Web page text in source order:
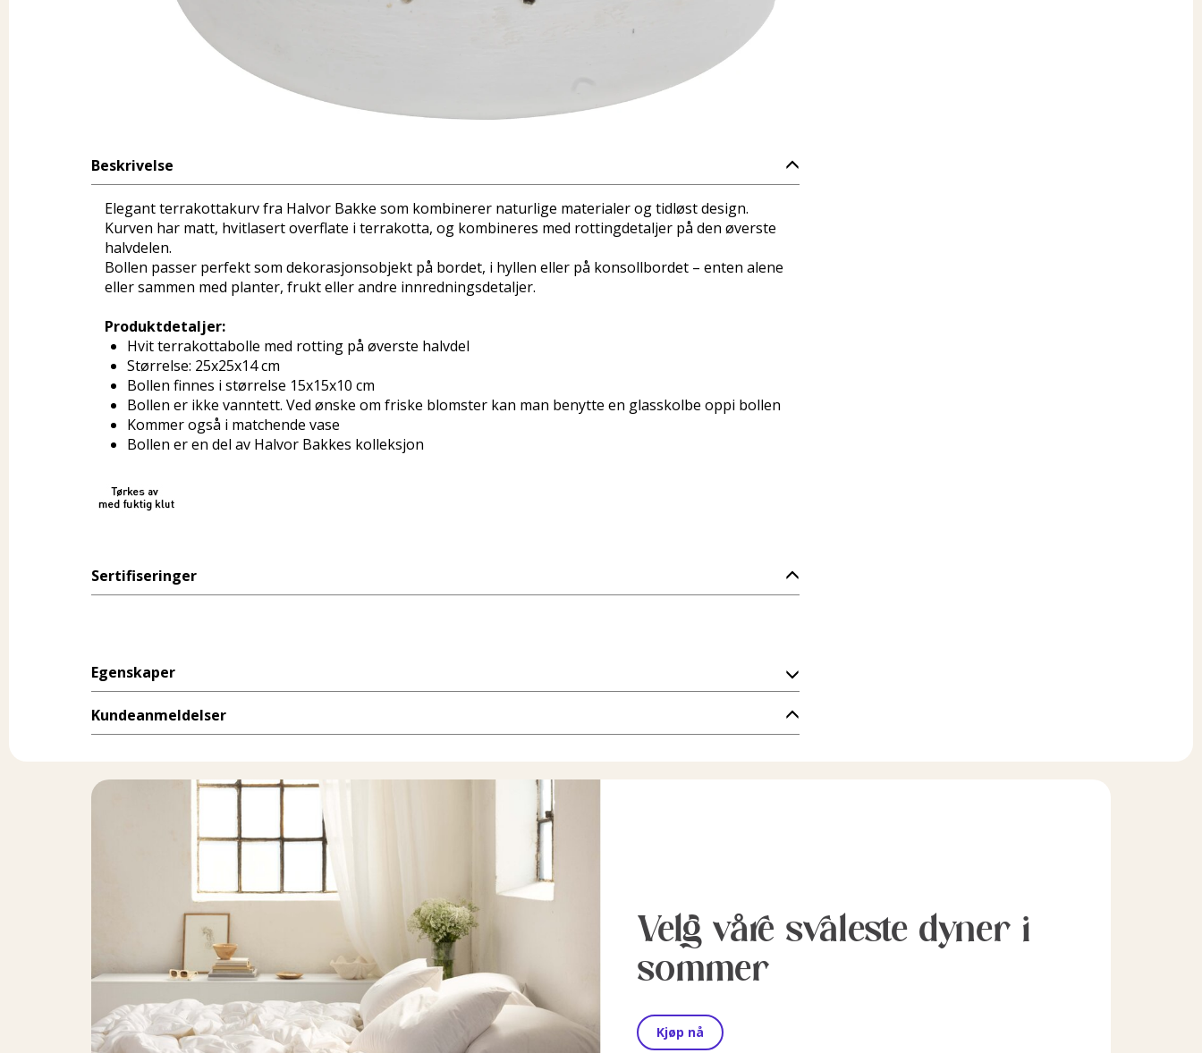
Beskrivelse
Elegant terrakottakurv fra Halvor Bakke som kombinerer naturlige materialer og tidløst design.
Kurven har matt, hvitlasert overflate i terrakotta, og kombineres med rottingdetaljer på den øverste
halvdelen.
Bollen passer perfekt som dekorasjonsobjekt på bordet, i hyllen eller på konsollbordet – enten alene
eller sammen med planter, frukt eller andre innredningsdetaljer.
Produktdetaljer:
Hvit terrakottabolle med rotting på øverste halvdel
Størrelse: 25x25x14 cm
Bollen finnes i størrelse 15x15x10 cm
Bollen er ikke vanntett. Ved ønske om friske blomster kan man benytte en glasskolbe oppi bollen
Kommer også i matchende vase
Bollen er en del av Halvor Bakkes kolleksjon
Sertifiseringer
Egenskaper
Kundeanmeldelser
Velg våre svaleste dyner i
sommer
Kjøp nå